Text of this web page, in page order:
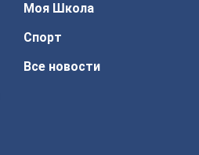
Моя Школа
Спорт
Все новости